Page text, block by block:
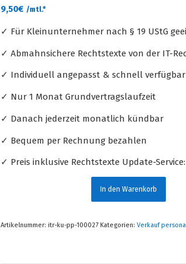
9,50€ /mtl.*
✓ Für Kleinunternehmer nach § 19 UStG
✓ Abmahnsichere Rechtstexte von der IT-
✓ Individuell angepasst & schnell verfügbar
✓ Nur 1 Monat Grundvertragslaufzeit
✓ Danach jederzeit monatlich kündbar
✓ Bequem per Rechnung bezahlen
✓ Preis inklusive Rechtstexte Update-Service:
In den Warenkorb
Artikelnummer:itr-ku-pp-100027 Kategorien:Verkauf